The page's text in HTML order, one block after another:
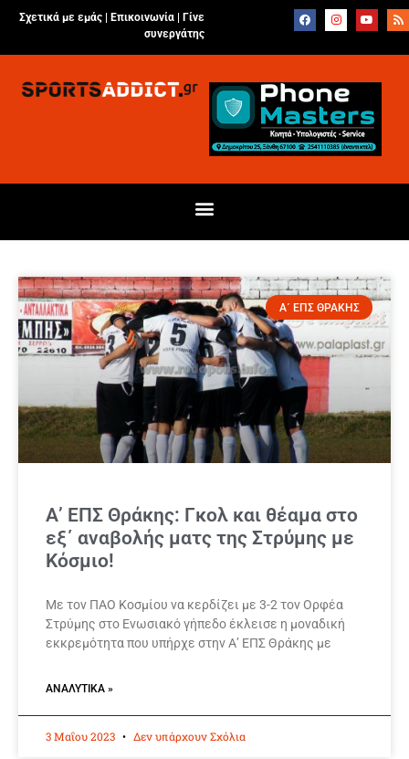
Σχετικά με εμάς | Επικοινωνία
Γίνε
συνεργάτης
Α΄ ΕΠΣ ΘΡΑΚΗΣ
Α’ ΕΠΣ Θράκης: Γκολ και θέαμα στο
εξ΄ αναβολής ματς της Στρύμης με
Κόσμιο!
Με τον ΠΑΟ Κοσμίου να κερδίζει με 3-2 τον Ορφέα
Στρύμης στο Ενωσιακό γήπεδο έκλεισε η μοναδική
εκκρεμότητα που υπήρχε στην Α’ ΕΠΣ Θράκης με
ΑΝΑΛΥΤΙΚΆ »
3 Μαΐου 2023 Δεν υπάρχουν Σχόλια